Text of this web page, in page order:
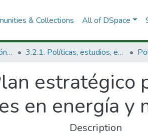
& Collections All of DSpace
3. Recursos de Información Científica y Tecnológica 3.2.1. Políticas, estudios, evaluaciones e indicadores de CTeI
estratégico
en energía y
Description